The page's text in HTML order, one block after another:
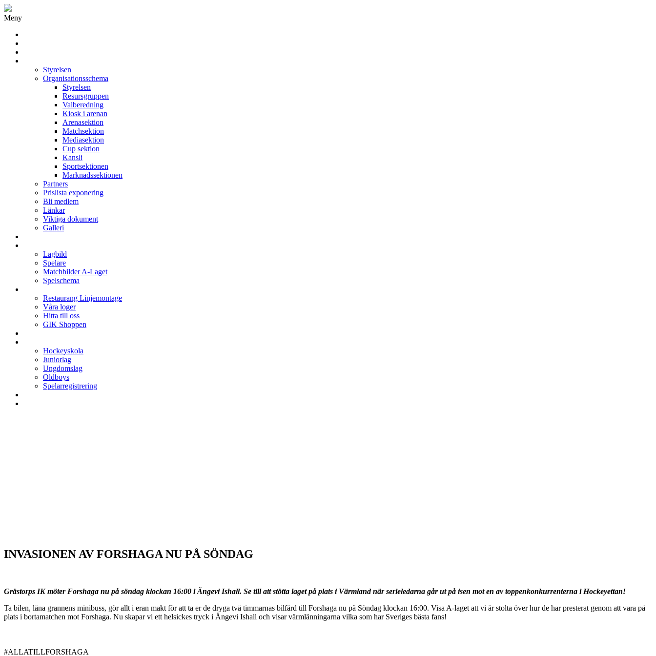
Meny
Styrelsen
Organisationsschema
Styrelsen
Resursgruppen
Valberedning
Kiosk i arenan
Arenasektion
Matchsektion
Mediasektion
Cup sektion
Kansli
Sportsektionen
Marknadssektionen
Partners
Prislista exponering
Bli medlem
Länkar
Viktiga dokument
Galleri
Lagbild
Spelare
Matchbilder A-Laget
Spelschema
Restaurang Linjemontage
Våra loger
Hitta till oss
GIK Shoppen
Hockeyskola
Juniorlag
Ungdomslag
Oldboys
Spelarregistrering
INVASIONEN AV FORSHAGA NU PÅ SÖNDAG
Grästorps IK möter Forshaga nu på söndag klockan 16:00 i Ängevi Ishall. Se till att stötta laget på plats i Värmland när serieledarna går ut på isen mot en av toppenkonkurrenterna i Hockeyettan!
Ta bilen, låna grannens minibuss, gör allt i eran makt för att ta er de dryga två timmarnas bilfärd till Forshaga nu på Söndag klockan 16:00. Visa A-laget att vi är stolta över hur de har presterat genom att vara på
plats i bortamatchen mot Forshaga. Nu skapar vi ett helsickes tryck i Ängevi Ishall och visar värmlänningarna vilka som har Sveriges bästa fans!
#ALLATILLFORSHAGA